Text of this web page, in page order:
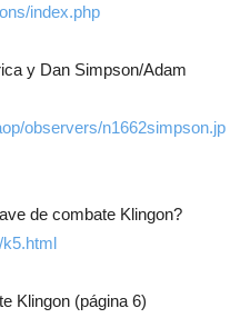
index.php
y Dan Simpson/Adam
observers/n1662simpson.jp
de combate Klingon?
k5.html
Klingon (página 6)